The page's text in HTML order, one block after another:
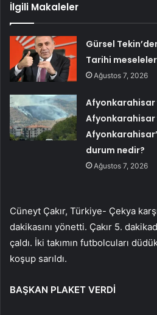
İlgili Makaleler
Gürsel
Tarihi
Ağustos 7, 2026
Afyonkarahisar
Afyonkarahisar
durum nedir?
Ağustos 7, 2026
Cüneyt Çakır, Türkiye- Çekya
dakikasını yönetti. Çakır 5.
çaldı. İki takımın futbolcuları
koşup sarıldı.
BAŞKAN PLAKET VERDİ